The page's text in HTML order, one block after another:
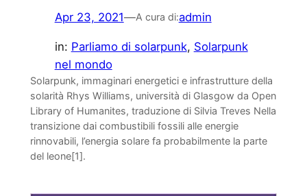
Apr 23, 2021—A cura di:admin
in: Parliamo di solarpunk, Solarpunk
nel mondo
Solarpunk, immaginari energetici e infrastrutture della
solarità Rhys Williams, università di Glasgow da Open
Library of Humanites, traduzione di Silvia Treves Nella
transizione dai combustibili fossili alle energie
rinnovabili, l’energia solare fa probabilmente la parte
del leone[1].